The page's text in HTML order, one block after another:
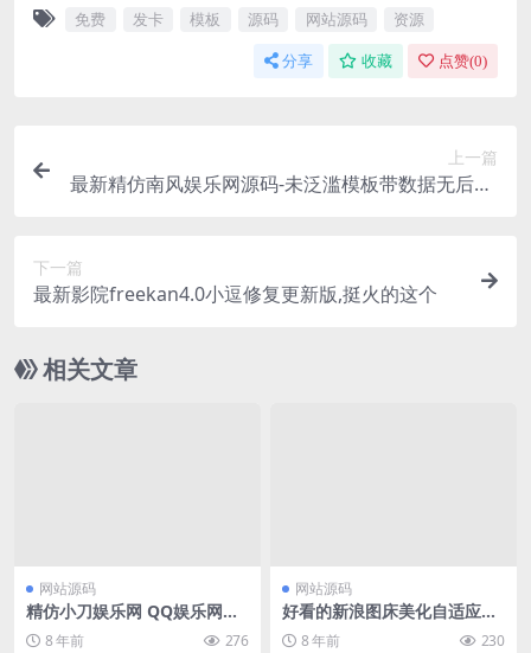
免费 发卡 模板 源码 网站源码 资源
分享 收藏 点赞(0)
上一篇
最新精仿南风娱乐网源码-未泛滥模板带数据无后门,
下一篇
最新影院freekan4.0小逗修复更新版,挺火的这个
相关文章
网站源码
精仿小刀娱乐网 QQ娱乐网网
站源码织梦程序 零零娱乐网
8 年前 276
网站源码
好看的新浪图床美化自适应版
源码8 年前 230